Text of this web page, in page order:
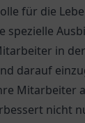
für die
spezielle
in
darauf
Mitarbeiter
nicht